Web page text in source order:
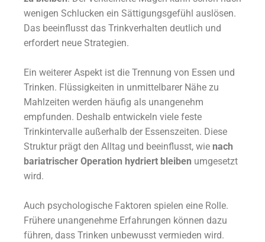
wenigen Schlucken ein Sättigungsgefühl auslösen.
Das beeinflusst das Trinkverhalten deutlich und
erfordert neue Strategien.
Ein weiterer Aspekt ist die Trennung von Essen und
Trinken. Flüssigkeiten in unmittelbarer Nähe zu
Mahlzeiten werden häufig als unangenehm
empfunden. Deshalb entwickeln viele feste
Trinkintervalle außerhalb der Essenszeiten. Diese
Struktur prägt den Alltag und beeinflusst, wie nach
bariatrischer Operation hydriert bleiben umgesetzt
wird.
Auch psychologische Faktoren spielen eine Rolle.
Frühere unangenehme Erfahrungen können dazu
führen, dass Trinken unbewusst vermieden wird.